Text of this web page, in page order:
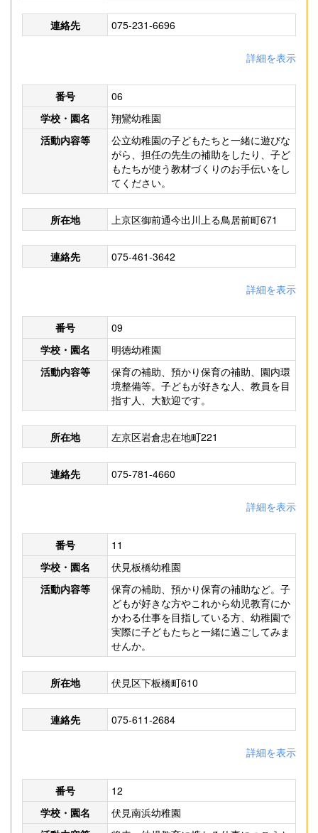
連絡先 075-231-6696
詳細を表示
番号
06
学校・園名
翔鸞幼稚園
活動内容等
公立幼稚園の子どもたちと一緒に遊びな
がら、担任の先生の補助をしたり、子ど
もたちが使う教材づくりのお手伝いをし
てください。
所在地 上京区御前通今出川上る鳥居前町671
連絡先 075-461-3642
詳細を表示
番号
09
学校・園名
明徳幼稚園
活動内容等
保育の補助、預かり保育の補助、園内環
境整備等。子どもが好きな人、教員を目
指す人、大歓迎です。
所在地 左京区岩倉忠在地町221
連絡先 075-781-4660
詳細を表示
番号
11
学校・園名
伏見板橋幼稚園
活動内容等
保育の補助、預かり保育の補助など。子
どもが好きな方やこれから幼児教育にか
かわる仕事を目指している方、幼稚園で
実際に子どもたちと一緒に過ごしてみま
せんか。
所在地 伏見区下板橋町610
連絡先 075-611-2684
詳細を表示
番号
12
学校・園名
伏見南浜幼稚園